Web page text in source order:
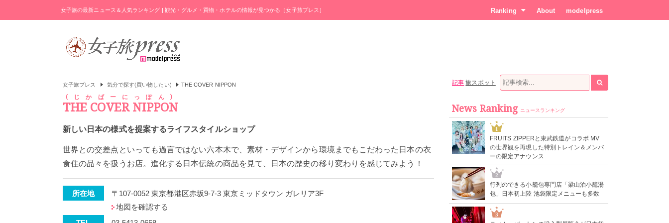
女子旅の最新ニュース＆人気ランキング | 観光・グルメ・買物・ホテルの情報が見つかる［女子旅プレス］ Ranking About modelpress
女子旅プレス 気分で探す(買い物したい) THE COVER NIPPON
THE COVER NIPPON
じかばーにっぽん
新しい日本の様式を提案するライフスタイルショップ
世界との交差点といっても過言ではない六本木で、素材・デザインから環境までもこだわった日本の衣
食住の品々を扱うお店。進化する日本伝統の商品を見て、日本の歴史の移り変わりを感じてみよう！
所在地
〒107-0052 東京都港区赤坂9-7-3 東京ミッドタウン ガレリア3F
地図を確認する
記事 旅スポット
News Ranking ニュースランキング
1
FRUITS ZIPPERと東武鉄道がコラボ MV
の世界観を再現した特別トレイン＆メンバ
ーの限定アナウンス
2
行列のできる小籠包専門店「梁山泊小籠湯
包」日本初上陸 池袋限定メニューも多数
3